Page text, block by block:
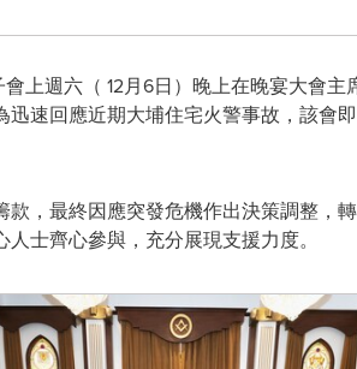
上週六（ 12月6日）晚上在晚宴大會
速回應近期大埔住宅火警事故，該會
，最終因應突發危機作出決策調整，
士齊心參與，充分展現支援力度。